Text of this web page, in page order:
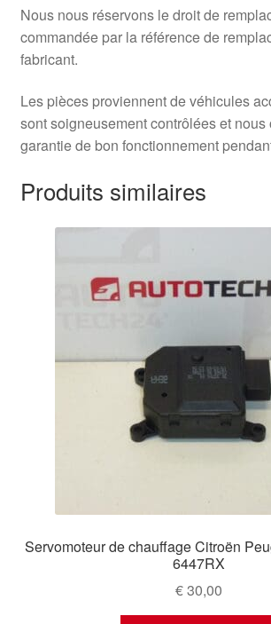
Nous nous réservons le droit de
commandée par la référence de
fabricant.
Les pièces proviennent de véhicules
sont soigneusement contrôlées et nous
garantie de bon fonctionnement
Produits similaires
Servomoteur de chauffage Citroën
6447RX
€30,00